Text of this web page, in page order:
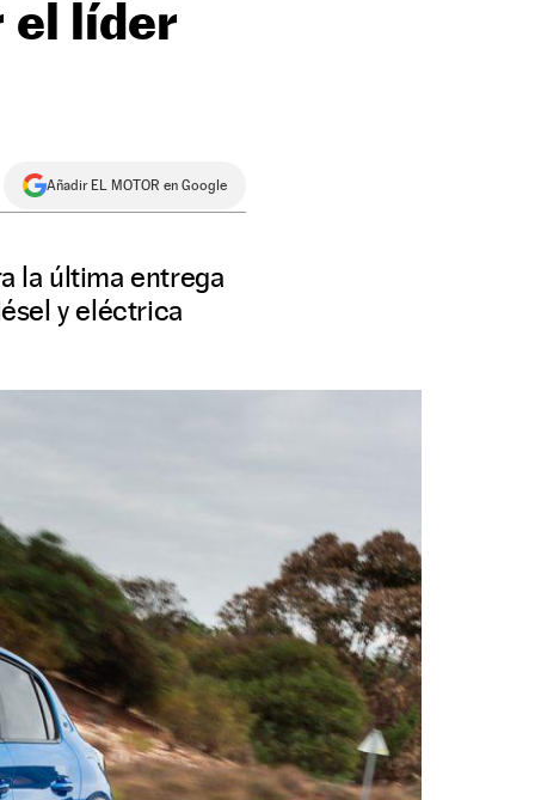
el líder
Añadir EL MOTOR en Google
la última entrega
y eléctrica